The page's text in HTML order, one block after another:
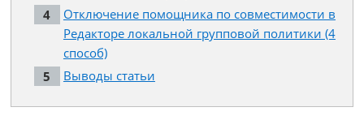
Отключение помощника по совместимости в
Редакторе локальной групповой политики (4
способ)
Выводы статьи